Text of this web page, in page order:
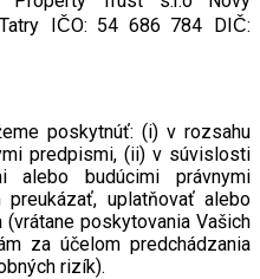
IČO: 54 686 784 DIČ:
poskytnúť: (i) v rozsahu
predpismi, (ii) v súvislosti
alebo budúcimi právnymi
uplatňovať alebo
poskytovania Vašich
za účelom predchádzania
rizík).